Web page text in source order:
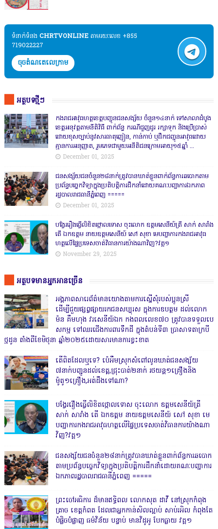
ទំនាក់ទំនង​​ CHRTVONLINE តាមរយៈលេខ +855
719022227
ចុចតំណតេលេក្រាម
អត្ថបទថ្មីៗ
កងរាជឣាវុធហត្ថខេត្តបញ្ជូនជនសង្ស័យ ចំនួន១៤នាក់ ទៅសាលាដំបូង
ខេត្តឣនុវត្តតាមនីតិវិធី ពាក់ព័ន្ធ ករណីជួញដូរ រក្សាទុក និងប្រើប្រាស់
ដោយខុសច្បាប់នូវសារធាតុញៀន, កាន់កាប់ ឬដឹកជញ្ជូនអាវុធដោយ
គ្មានការអនុញ្ញាត, រួមភេទជាមួយអនីតិជនក្រោមអាយុ១៥ឆ្នាំ ...
December 01, 2025
ជនសង្ស័យជនចំនួន២៨នាក់ត្រូវបានឃាត់ខ្លួនពាក់ព័ន្ធការឆបោកតាម
ប្រព័ន្ធបច្ចេកវិទ្យាក្នុងប្រតិបត្តិការដឹកនាំដោយគណៈបញ្ជាការឯកភាព
រដ្ឋបាលរាជធានីភ្នំពេញ ‎=====
December 01, 2025
បង្វែររឿងធ្វើលិខិតថ្កោលទោស ចុះលោក ឧត្តមសេនីយ៍ត្រី សាក់ សារាំង
តើ ឯកឧត្តម នាយឧត្តមសេនីយ៍ សៅ សុខា មេបញ្ជាការកងរាជអាវុធ
ហត្ថលើផ្ទៃប្រទេសចាត់វិធានការយ៉ាងណាវិញ?វគ្គ១
November 29, 2025
អត្ថបទមានអ្នកអានច្រើន
អង្គភាពសារេព័ត៌មានយោងតាមការស្នើសុំរបស់ប្អូនស្រី
ដើម្បីជួយផ្សព្វផ្សាយរកជនសប្បុរស ក្នុងការឧបត្ថម ដល់លោក
ម៉ន គឹមហុង វរសេនីយ៍ឯក កងពលលេខ៧០ ត្រូវបានទទួលបេ
សកម្ម ទៅឈរជើងការពារទឹកដី ក្នុងតំបន់ទី៣ ប្រាសាទតាក្របី
ថ្មដូន តាំងពីខែមិថុនា ឆ្នាំ២០២៥ដោយសារមានការខ្វះខាត
តើពិតដែលឬទេ? ប៉េអឹមស្រុកសំពៅលូនឃាត់ជនសង្ស័យ
៧នាក់បញ្ជូនដល់ខេត្ត,ជ្រុះបាត់២នាក់ រថយន្ត១គ្រឿងនិង
ម៉ូតូ១គ្រឿង,អត់ដឹងទៅណា?
បង្វែររឿងធ្វើលិខិតថ្កោលទោស ចុះលោក ឧត្តមសេនីយ៍ត្រី
សាក់ សារាំង តើ ឯកឧត្តម នាយឧត្តមសេនីយ៍ សៅ សុខា មេ
បញ្ជាការកងរាជអាវុធហត្ថលើផ្ទៃប្រទេសចាត់វិធានការយ៉ាងណា
វិញ?វគ្គ១
ជនសង្ស័យជនចំនួន២៨នាក់ត្រូវបានឃាត់ខ្លួនពាក់ព័ន្ធការឆបោក
តាមប្រព័ន្ធបច្ចេកវិទ្យាក្នុងប្រតិបត្តិការដឹកនាំដោយគណៈបញ្ជាការ
ឯកភាពរដ្ឋបាលរាជធានីភ្នំពេញ ‎=====
ព្រះចៅអធិការ ដ៏មានឥទ្ធិពល លោកសុត ដាវី នៅស្រុកកំពុង
ត្រាច ខេត្តកំពត ដែលជាអ្នកកាន់សិលល្អាប់ សាប់រអិល កំពុងតែ
បំផ្លិចបំផ្លាញ ធម៌វិន័យ បន្ទាប់ មានវិដូអូ បែកធ្លាយ វគ្គ១